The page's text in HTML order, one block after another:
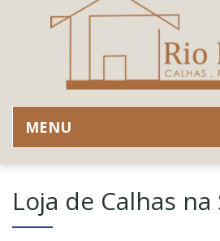
MENU
Loja de Calhas na